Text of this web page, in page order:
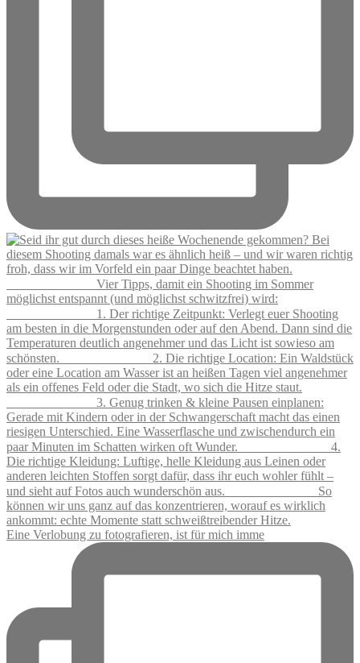
Eine Verlobung zu fotografieren, ist für mich imme